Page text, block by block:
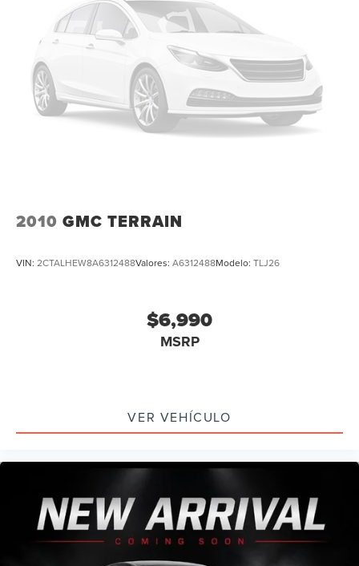
2010 GMC TERRAIN
VIN: 2CTALHEW8A6312488Valores: A6312488Modelo: TLJ26
$6,990
MSRP
VER VEHÍCULO